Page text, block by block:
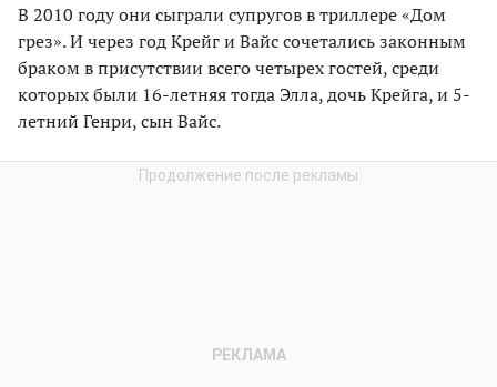
В 2010 году они сыграли супругов в триллере «Дом
грез». И через год Крейг и Вайс сочетались законным
браком в присутствии всего четырех гостей, среди
которых были 16-летняя тогда Элла, дочь Крейга, и 5-
летний Генри, сын Вайс.